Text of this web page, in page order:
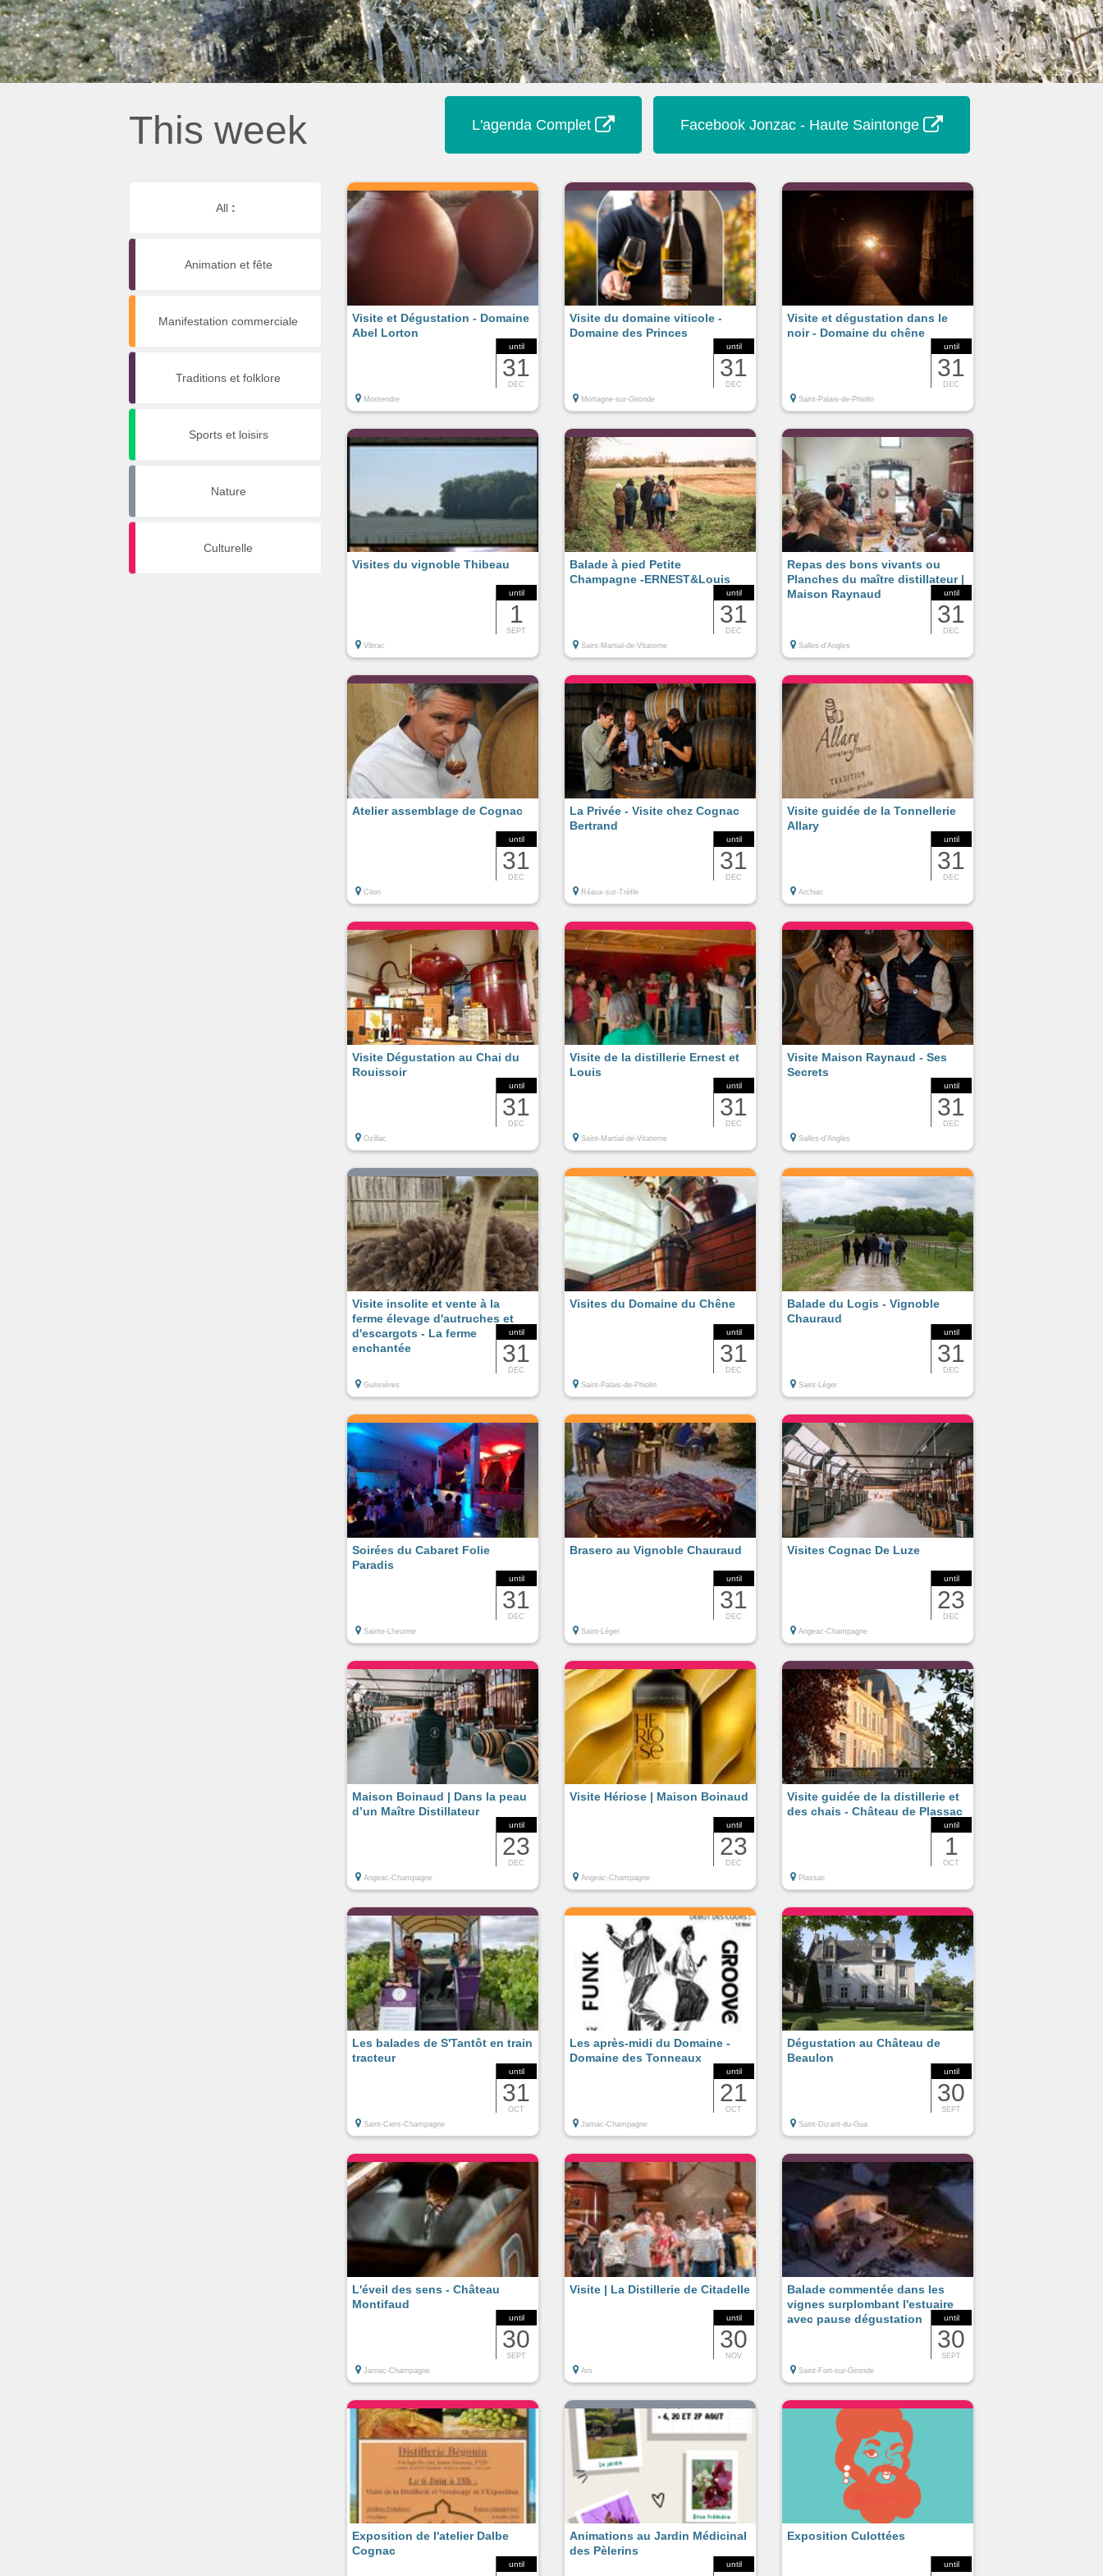
This week L'agenda Complet Facebook Jonzac - Haute Saintonge
All :
Animation et fête
Manifestation commerciale
Traditions et folklore
Sports et loisirs
Nature
Culturelle
until
31
DEC
Visite et Dégustation - Domaine
Abel Lorton
Montendre
until
31
DEC
Visite du domaine viticole -
Domaine des Princes
Mortagne-sur-Gironde
until
31
DEC
Visite et dégustation dans le
noir - Domaine du chêne
Saint-Palais-de-Phiolin
until
1
SEPT
Visites du vignoble Thibeau
Vibrac
until
31
DEC
Balade à pied Petite
Champagne -ERNEST&Louis
Saint-Martial-de-Vitaterne
until
31
DEC
Repas des bons vivants ou
Planches du maître distillateur |
Maison Raynaud
Salles-d'Angles
until
31
DEC
Atelier assemblage de Cognac
Clion
until
31
DEC
La Privée - Visite chez Cognac
Bertrand
Réaux-sur-Trèfle
until
31
DEC
Visite guidée de la Tonnellerie
Allary
Archiac
until
31
DEC
Visite Dégustation au Chai du
Rouissoir
Ozillac
until
31
DEC
Visite de la distillerie Ernest et
Louis
Saint-Martial-de-Vitaterne
until
31
DEC
Visite Maison Raynaud - Ses
Secrets
Salles-d'Angles
until
31
DEC
Visite insolite et vente à la
ferme élevage d'autruches et
d'escargots - La ferme
enchantée
Guitinières
until
31
DEC
Visites du Domaine du Chêne
Saint-Palais-de-Phiolin
until
31
DEC
Balade du Logis - Vignoble
Chauraud
Saint-Léger
until
31
DEC
Soirées du Cabaret Folie
Paradis
Sainte-Lheurine
until
31
DEC
Brasero au Vignoble Chauraud
Saint-Léger
until
23
DEC
Visites Cognac De Luze
Angeac-Champagne
until
23
DEC
Maison Boinaud | Dans la peau
d’un Maître Distillateur
Angeac-Champagne
until
23
DEC
Visite Hériose | Maison Boinaud
Angeac-Champagne
until
1
OCT
Visite guidée de la distillerie et
des chais - Château de Plassac
Plassac
until
31
OCT
Les balades de S'Tantôt en train
tracteur
Saint-Ciers-Champagne
until
21
OCT
Les après-midi du Domaine -
Domaine des Tonneaux
Jarnac-Champagne
until
30
SEPT
Dégustation au Château de
Beaulon
Saint-Dizant-du-Gua
until
30
SEPT
L'éveil des sens - Château
Montifaud
Jarnac-Champagne
until
30
NOV
Visite | La Distillerie de Citadelle
Ars
until
30
SEPT
Balade commentée dans les
vignes surplombant l'estuaire
avec pause dégustation
Saint-Fort-sur-Gironde
until
Exposition de l'atelier Dalbe
Cognac
until
Animations au Jardin Médicinal
des Pèlerins
until
Exposition Culottées